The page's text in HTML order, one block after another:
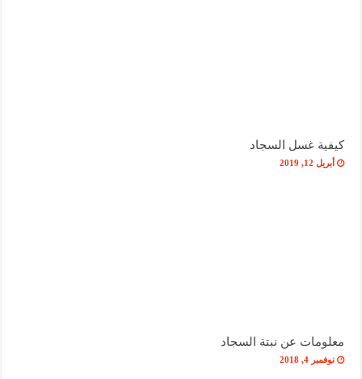
كيفية غسل السجاد
أبريل 12, 2019
معلومات عن نبتة السجاد
نوفمبر 4, 2018